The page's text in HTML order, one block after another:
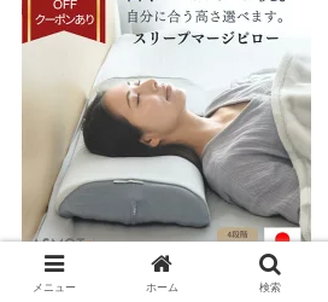
メニュー ホーム 検索